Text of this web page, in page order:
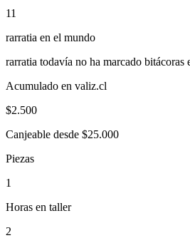
11
rarratia en el mundo
rarratia todavía no ha marcado bitácoras
Acumulado en valiz.cl
$2.500
Canjeable desde $25.000
Piezas
1
Horas en taller
2